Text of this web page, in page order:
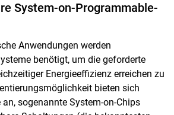
System-on-Programmable-
Anwendungen werden
benötigt, um die geforderte
Energieeffizienz erreichen zu
bieten sich
sogenannte System-on-Chips